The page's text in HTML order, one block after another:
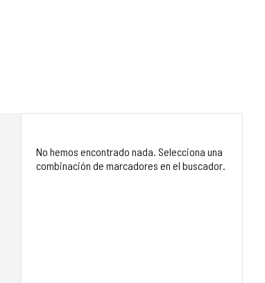
No hemos encontrado nada. Selecciona una
combinación de marcadores en el buscador.